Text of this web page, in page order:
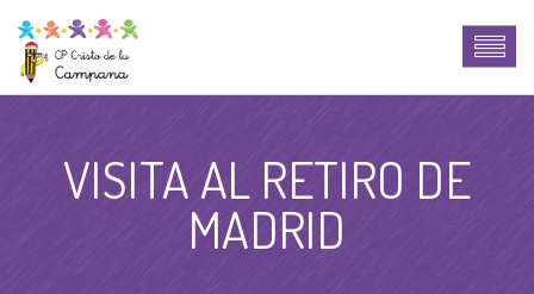
VISITA AL RETIRO DE
MADRID